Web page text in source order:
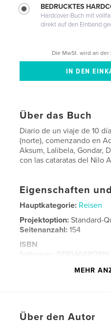
BEDRUCKTES
Hardcover-Buch mit
direkt auf den Einband
Die MwSt. wird an
Über das Buch
Diario de un viaje de 10
(norte), comenzando en
Aksum, Lalibela, Gondar,
con las cataratas del Nilo
Eigenschaften
Hauptkategorie: Reisen
Projektoption:Standard-
Seitenanzahl:154
ISBN
Softcover: 9780464817819
Bedrucktes Hardcover:
Schlüsselwörter
MEHR
Über den Autor